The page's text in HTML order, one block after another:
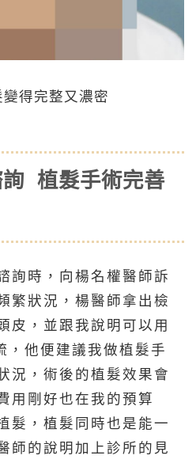
得完整又濃密
植髮手術完善
詢時，向楊名權醫師訴
繁狀況，楊醫師拿出檢
皮，並跟我說明可以用
，他便建議我做植髮手
況，術後的植髮效果會
用剛好也在我的預算
髮，植髮同時也是能一
師的說明加上診所的見